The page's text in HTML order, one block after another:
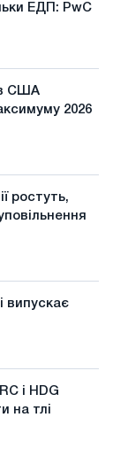
ЕДП: PwC
в США
2026
ростуть,
випускає
і HDG
на тлі